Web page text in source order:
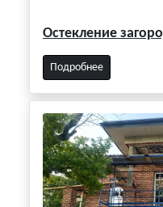
Остекление
Подробнее